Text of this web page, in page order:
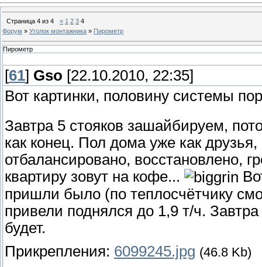
Страница 4 из 4 « 1 2 3 4
Форум » Уголок монтажника » Пирометр
Пирометр
[61] Gso [22.10.2010, 22:35]
Вот картинки, половину системы
Завтра 5 стояков зашайбируем,
как конец. Пол дома уже как
отбалансировано, восстановлено,
квартиру зовут на кофе...
пришли было (по теплосчётчику
привели поднялся до 1,9 т/ч.
будет.
Прикрепления: 6099245.jpg (46.8 Kb)